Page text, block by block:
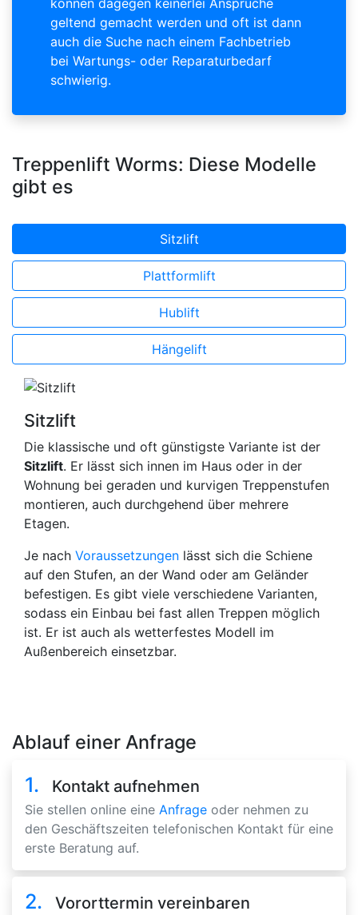
geltend gemacht werden und oft ist dann
auch die Suche nach einem Fachbetrieb
bei Wartungs- oder Reparaturbedarf
schwierig.
Treppenlift Worms: Diese Modelle
gibt es
Sitzlift
Plattformlift
Hublift
Hängelift
Sitzlift
Die klassische und oft günstigste Variante ist der
Sitzlift. Er lässt sich innen im Haus oder in der
Wohnung bei geraden und kurvigen Treppenstufen
montieren, auch durchgehend über mehrere
Etagen.
Je nach Voraussetzungen lässt sich die Schiene
auf den Stufen, an der Wand oder am Geländer
befestigen. Es gibt viele verschiedene Varianten,
sodass ein Einbau bei fast allen Treppen möglich
ist. Er ist auch als wetterfestes Modell im
Außenbereich einsetzbar.
Ablauf einer Anfrage
1. Kontakt aufnehmen
Sie stellen online eine Anfrage oder nehmen zu
den Geschäftszeiten telefonischen Kontakt für eine
erste Beratung auf.
2. Vororttermin vereinbaren